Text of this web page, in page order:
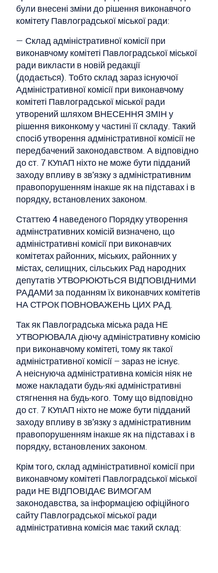
були внесені зміни до рішення виконавчого
комітету Павлоградської міської ради:
— Склад адміністративної комісії при
виконавчому комітеті Павлоградської міської
ради викласти в новій редакції
(додається). Тобто склад зараз існуючої
Адміністративної комісії при виконавчому
комітеті Павлоградської міської ради
утворений шляхом ВНЕСЕННЯ ЗМІН у
рішення виконкому у частині її складу. Такий
спосіб утворення адміністративної комісії не
передбачений законодавством. А відповідно
до ст. 7 КУпАП ніхто не може бути підданий
заходу впливу в зв'язку з адміністративним
правопорушенням інакше як на підставах і в
порядку, встановлених законом.
Статтею 4 наведеного Порядку утворення
адмінстративних комісій визначено, що
адміністративні комісії при виконавчих
комітетах районних, міських, районних у
містах, селищних, сільських Рад народних
депутатів УТВОРЮЮТЬСЯ ВІДПОВІДНИМИ
РАДАМИ за поданням їх виконавчих комітетів
НА СТРОК ПОВНОВАЖЕНЬ ЦИХ РАД.
Так як Павлоградська міська рада НЕ
УТВОРЮВАЛА діючу адміністративну комісію
при виконавчому комітеті, тому як такої
адміністративної комісії – зараз не існує.
А неіснуюча адміністративна комісія ніяк не
може накладати будь-які адміністративні
стягнення на будь-кого. Тому що відповідно
до ст. 7 КУпАП ніхто не може бути підданий
заходу впливу в зв'язку з адміністративним
правопорушенням інакше як на підставах і в
порядку, встановлених законом.
Крім того, склад адміністративної комісії при
виконавчому комітеті Павлоградської міської
ради НЕ ВІДПОВІДАЄ ВИМОГАМ
законодавства, за інформацією офіційного
сайту Павлоградської міської ради
адміністративна комісія має такий склад: